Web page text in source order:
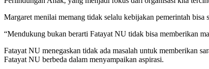
Margaret menilai memang tidak selalu kebijakan pemerintah
“Mendukung bukan berarti Fatayat NU tidak bisa memberikan
Fatayat NU menegaskan tidak ada masalah untuk memberikan
Fatayat NU berbeda dalam menyampaikan aspirasi.